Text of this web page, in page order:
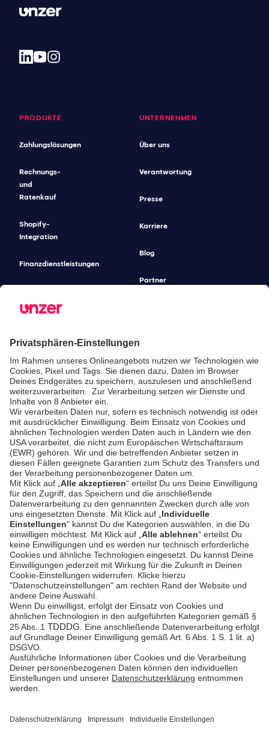
PRODUKTE
Zahlungslösungen
Rechnungs-
und
Ratenkauf
Shopify-
Integration
Finanzdienstleistungen
Lösungen
Commerce
Risikomanagement
Preise
UNTERNEHMEN
Über uns
Verantwortung
Presse
Karriere
Blog
Partner
SICHERHEIT & COMPLIANCE
Sicherheit
PSD2 - Starke
Kundenauthentifizierung
PCI DSS -
Datensicherheit
Betrugsprävention
SERVICE & SUPPORT
Entwickler-
Dokumentation
Dokumentation
Unzer Austria
Rechtliche
Dokumente
Hilfe-Center
Status
Feedback &
© Unzer Group GmbH